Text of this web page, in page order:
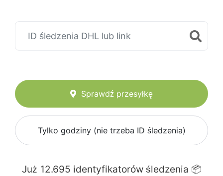
Sprawdź przesyłkę
Tylko godziny (nie trzeba ID śledzenia)
Już 12.695 identyfikatorów śledzenia 📦